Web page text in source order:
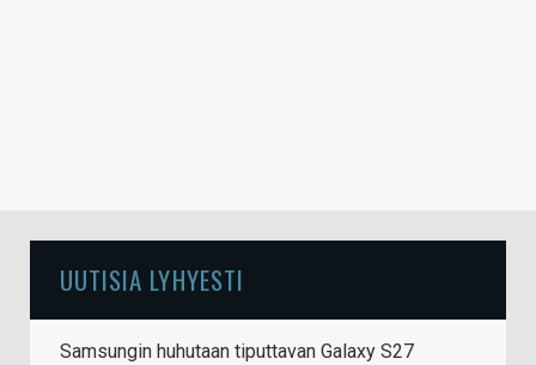
UUTISIA LYHYESTI
Samsungin huhutaan tiputtavan Galaxy S27